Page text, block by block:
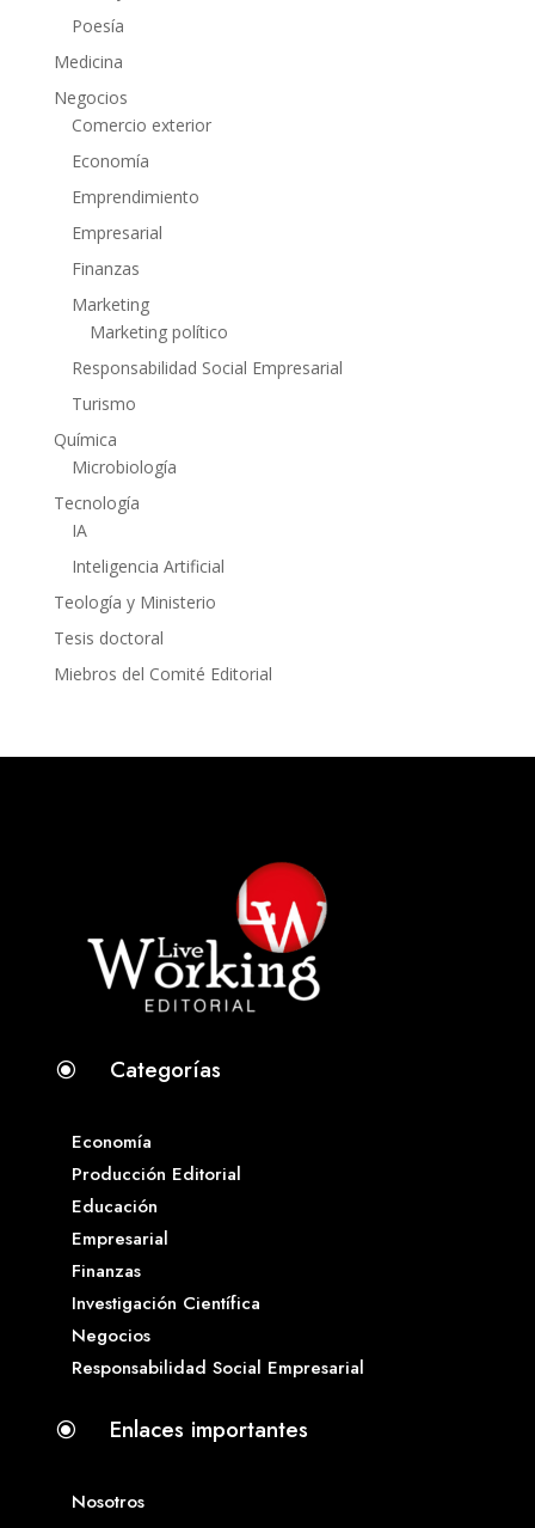
Poesía
Medicina
Negocios
Comercio exterior
Economía
Emprendimiento
Empresarial
Finanzas
Marketing
Marketing político
Responsabilidad Social Empresarial
Turismo
Química
Microbiología
Tecnología
IA
Inteligencia Artificial
Teología y Ministerio
Tesis doctoral
Miebros del Comité Editorial
\ Categorías
Economía
Producción Editorial
Educación
Empresarial
Finanzas
Investigación Científica
Negocios
Responsabilidad Social Empresarial
\ Enlaces importantes
Nosotros